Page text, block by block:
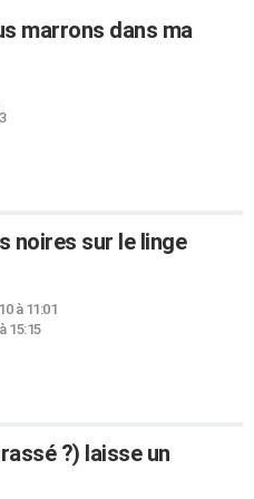
marrons dans ma
noires sur le linge
à 11:01
15:15
?) laisse un